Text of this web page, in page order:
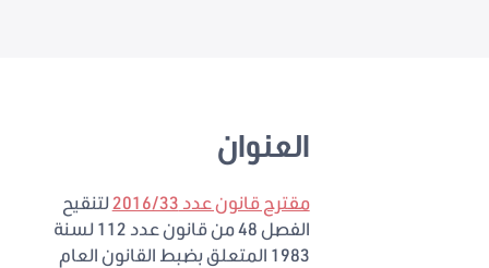
العنوان
مقترح قانون عدد 2016/33
لتنقيح
الفصل 48 من قانون عدد 112 لسنة
1983 المتعلق بضبط القانون العام